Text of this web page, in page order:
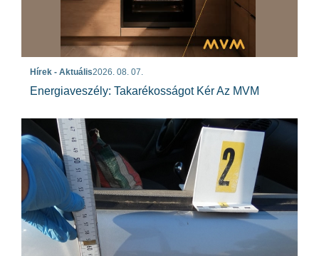
Hírek - Aktuális2026. 08. 07.
Energiaveszély: Takarékosságot Kér Az MVM